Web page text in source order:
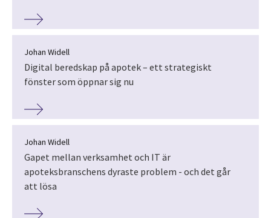
Johan Widell
Digital beredskap på apotek – ett strategiskt
fönster som öppnar sig nu
Johan Widell
Gapet mellan verksamhet och IT är
apoteksbranschens dyraste problem - och det går
att lösa